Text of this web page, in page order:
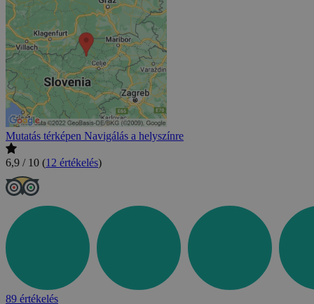
Mutatás térképen Navigálás a helyszínre
6,9 / 10 (12 értékelés)
89 értékelés